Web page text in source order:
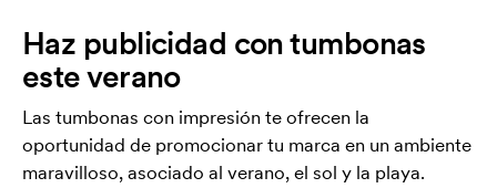
Haz publicidad con tumbonas
este verano
Las tumbonas con impresión te ofrecen la
oportunidad de promocionar tu marca en un ambiente
maravilloso, asociado al verano, el sol y la playa.